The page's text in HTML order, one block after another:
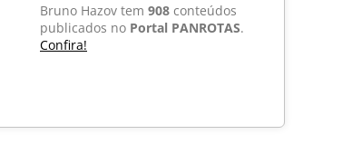
Bruno Hazov tem 908 conteúdos
publicados no Portal PANROTAS.
Confira!